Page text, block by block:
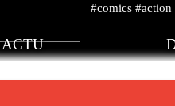
#comics #action
ACTU